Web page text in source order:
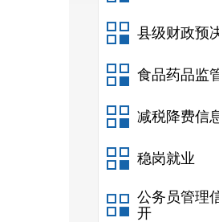
县级财政预
食品药品监
减税降费信
稳岗就业
公务员管理
开